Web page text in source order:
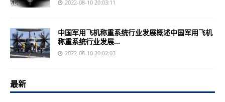
2022-08-10 20:03:11
中国军用飞机称重系统行业发展概述中国军用飞机
称重系统行业发展...
2022-08-10 20:02:03
最新